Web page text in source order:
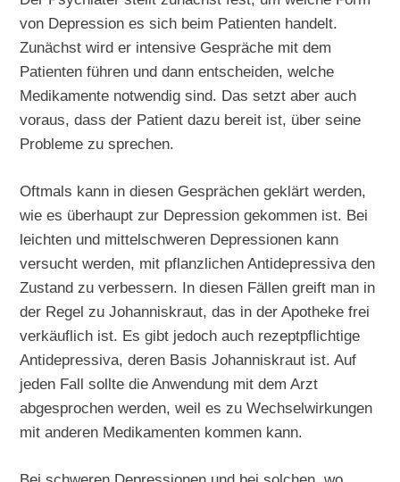
von Depression es sich beim Patienten handelt.
Zunächst wird er intensive Gespräche mit dem
Patienten führen und dann entscheiden, welche
Medikamente notwendig sind. Das setzt aber auch
voraus, dass der Patient dazu bereit ist, über seine
Probleme zu sprechen.
Oftmals kann in diesen Gesprächen geklärt werden,
wie es überhaupt zur Depression gekommen ist. Bei
leichten und mittelschweren Depressionen kann
versucht werden, mit pflanzlichen Antidepressiva den
Zustand zu verbessern. In diesen Fällen greift man in
der Regel zu Johanniskraut, das in der Apotheke frei
verkäuflich ist. Es gibt jedoch auch rezeptpflichtige
Antidepressiva, deren Basis Johanniskraut ist. Auf
jeden Fall sollte die Anwendung mit dem Arzt
abgesprochen werden, weil es zu Wechselwirkungen
mit anderen Medikamenten kommen kann.